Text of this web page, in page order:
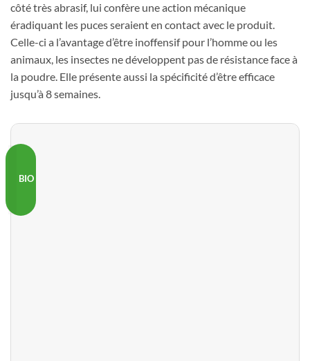
côté très abrasif, lui confère une action mécanique
éradiquant les puces seraient en contact avec le produit.
Celle-ci a l’avantage d’être inoffensif pour l’homme ou les
animaux, les insectes ne développent pas de résistance face à
la poudre. Elle présente aussi la spécificité d’être efficace
jusqu’à 8 semaines.
BIO